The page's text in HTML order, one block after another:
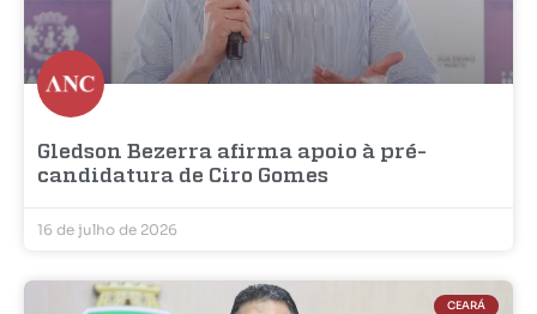
Gledson Bezerra afirma apoio à pré-
candidatura de Ciro Gomes
16 de julho de 2026
CEARÁ